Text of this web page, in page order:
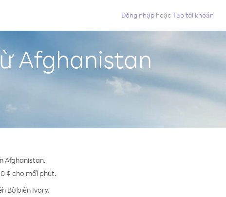
Đăng nhập hoặcTạo tài khoản
Afghanistan
Afghanistan.
¢ cho mỗi phút.
Bờ biển Ivory.